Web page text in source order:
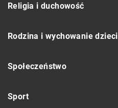
Religia i duchowość
Rodzina i wychowanie dzieci
Społeczeństwo
Sport